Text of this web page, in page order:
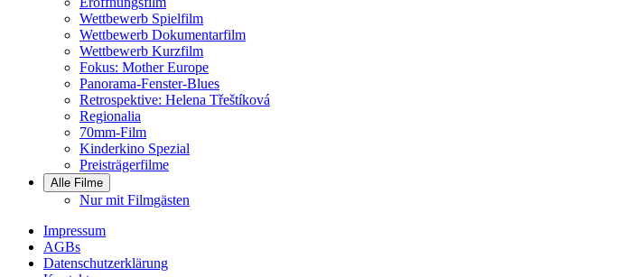
Wettbewerb Spielfilm
Wettbewerb Dokumentarfilm
Wettbewerb Kurzfilm
Fokus: Mother Europe
Panorama-Fenster-Blues
Retrospektive: Helena Třeštíková
Regionalia
70mm-Film
Kinderkino Spezial
Preisträgerfilme
Alle Filme
Nur mit Filmgästen
Impressum
AGBs
Datenschutzerklärung